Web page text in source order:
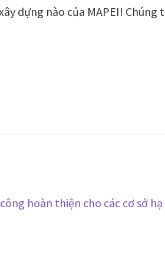
dựng nào của MAPEI! Chúng
hoàn thiện cho các cơ sở